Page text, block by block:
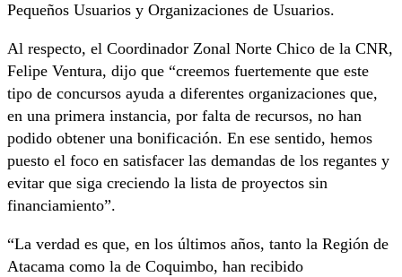
Pequeños Usuarios y Organizaciones de Usuarios.
Al respecto, el Coordinador Zonal Norte Chico de la CNR,
Felipe Ventura, dijo que “creemos fuertemente que este
tipo de concursos ayuda a diferentes organizaciones que,
en una primera instancia, por falta de recursos, no han
podido obtener una bonificación. En ese sentido, hemos
puesto el foco en satisfacer las demandas de los regantes y
evitar que siga creciendo la lista de proyectos sin
financiamiento”.
“La verdad es que, en los últimos años, tanto la Región de
Atacama como la de Coquimbo, han recibido